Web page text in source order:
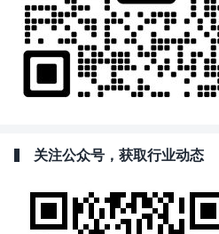
关注公众号，获取行业动态